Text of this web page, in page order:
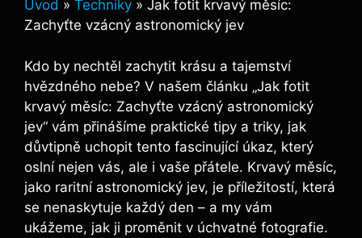
Úvod » Techniky » Jak fotit krvavý měsíc:
Zachyťte vzácný astronomický jev
Kdo by nechtěl zachytit krásu a tajemství
hvězdného nebe? V⁢ našem článku „Jak fotit
⁤krvavý měsíc: ‍Zachyťte vzácný astronomický
jev“ vám přinášíme praktické tipy a triky, jak⁢
důvtipně uchopit tento fascinující ‍úkaz, který‌
oslní nejen vás,⁢ ale​ i vaše​ přátele. Krvavý měsíc,
jako raritní astronomický jev, je příležitostí, která
se nenaskytuje ⁤každý den –⁤ a my vám
ukážeme,‍ jak ji proměnit v úchvatné fotografie.